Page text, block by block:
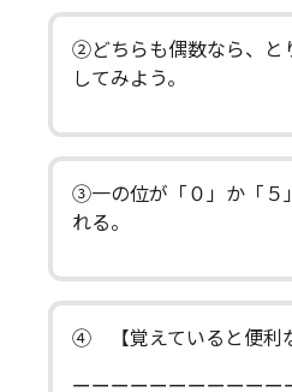
②どちらも偶数なら、と
してみよう。
③一の位が「０」か「５
れる。
④ 【覚えていると便利
ーーーーーーーーーーー